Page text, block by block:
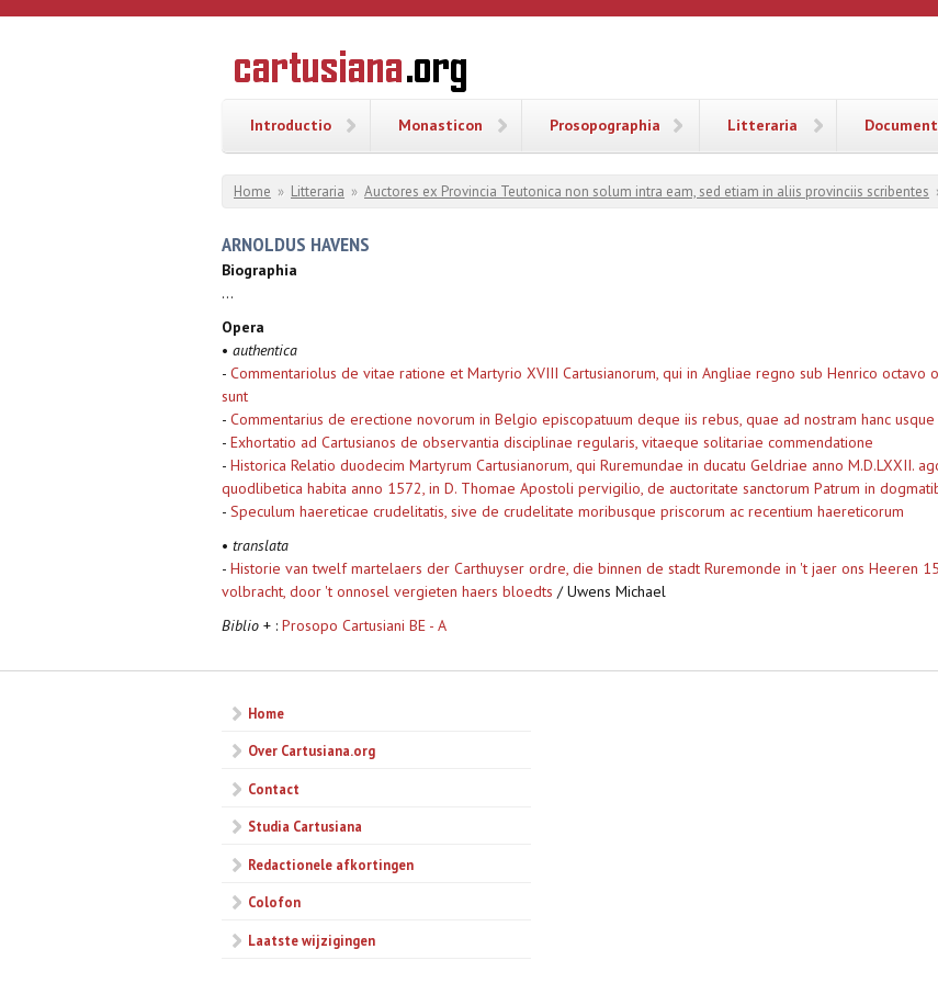
Overslaan en naar de inhoud gaan
CARTUSIANA
Geschiedenis
van de
Introductio Monasticon Prosopographia Litteraria
U bent hier
Home » Litteraria » Auctores ex Provincia Teutonica non solum intra eam, sed etiam in aliis provinciis scribentes
ARNOLDUS HAVENS
Biographia
...
Opera
• authentica
- Commentariolus de vitae ratione et Martyrio XVIII Cartusianorum, qui in Angliae regno sub Henrico octavo
sunt
- Commentarius de erectione novorum in Belgio episcopatuum deque iis rebus, quae ad nostram hanc
- Exhortatio ad Cartusianos de observantia disciplinae regularis, vitaeque solitariae commendatione
- Historica Relatio duodecim Martyrum Cartusianorum, qui Ruremundae in ducatu Geldriae anno M.D.LXXII.
quodlibetica habita anno 1572, in D. Thomae Apostoli pervigilio, de auctoritate sanctorum Patrum in
- Speculum haereticae crudelitatis, sive de crudelitate moribusque priscorum ac recentium haereticorum
• translata
- Historie van twelf martelaers der Carthuyser ordre, die binnen de stadt Ruremonde in 't jaer ons Heeren
volbracht, door 't onnosel vergieten haers bloedts / Uwens Michael
Biblio + : Prosopo Cartusiani BE - A
Home
Over Cartusiana.org
Contact
Studia Cartusiana
Redactionele afkortingen
Colofon
Laatste wijzigingen